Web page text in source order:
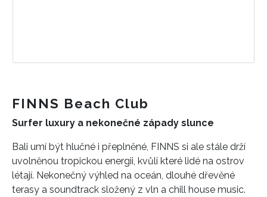
FINNS Beach Club
Surfer luxury a nekonečné západy slunce
Bali umí být hlučné i přeplněné, FINNS si ale stále drží
uvolněnou tropickou energii, kvůli které lidé na ostrov
létají. Nekonečný výhled na oceán, dlouhé dřevěné
terasy a soundtrack složený z vln a chill house music.